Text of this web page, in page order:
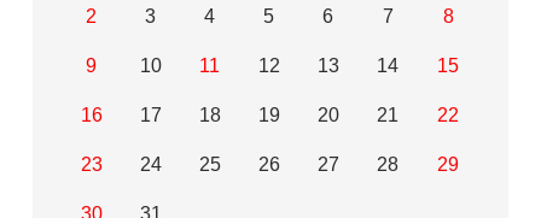
2 3 4 5 6 7 8
9 10 11 12 13 14 15
16 17 18 19 20 21 22
23 24 25 26 27 28 29
30 31